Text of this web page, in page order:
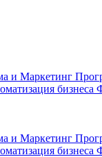
и Маркетинг
бизнеса
и Маркетинг
бизнеса